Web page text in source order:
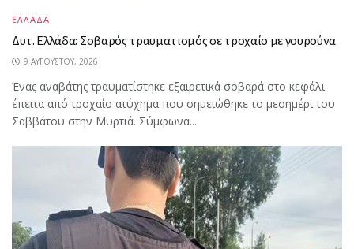
ΕΛΛΑΔΑ
Δυτ. Ελλάδα: Σοβαρός τραυματισμός σε τροχαίο με γουρούνα
9 ΑΥΓΟΎΣΤΟΥ, 2026
Ένας αναβάτης τραυματίστηκε εξαιρετικά σοβαρά στο κεφάλι
έπειτα από τροχαίο ατύχημα που σημειώθηκε το μεσημέρι του
Σαββάτου στην Μυρτιά. Σύμφωνα...